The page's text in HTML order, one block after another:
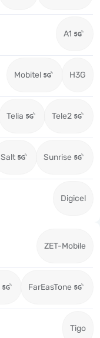
A1
Mobitel H3G
Telia Tele2
Salt Sunrise
Digicel
ZET-Mobile
FarEasTone
Tigo